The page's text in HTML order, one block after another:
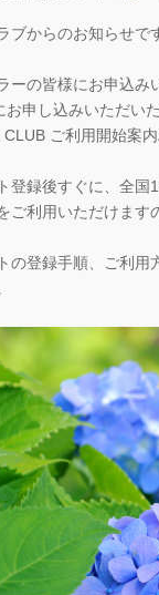
ブからのお知らせで
ーの皆様にお申込み
お申し込みいただい
CLUB ご利用開始案
登録後すぐに、全国
ご利用いただけます
の登録手順、ご利用